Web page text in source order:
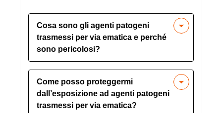
Cosa sono gli agenti patogeni
trasmessi per via ematica e perché
sono pericolosi?
Gli agenti patogeni trasmessi dal
sangue sono microrganismi presenti nel
sangue umano che possono causare
malattie come l’epatite B, l’epatite C e
Come posso proteggermi
dall’esposizione ad agenti patogeni
trasmessi per via ematica?